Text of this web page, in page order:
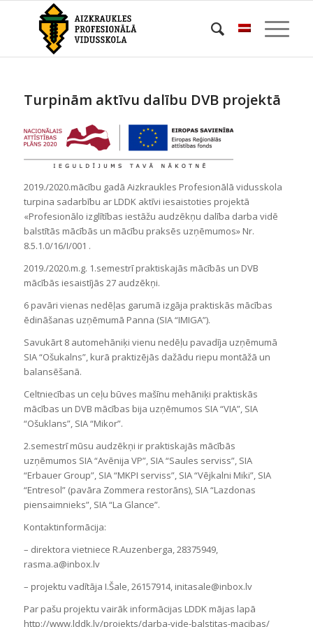
Turpinām aktīvu dalību DVB projektā
2019./2020.mācību gadā Aizkraukles Profesionālā vidusskola
turpina sadarbību ar LDDK aktīvi iesaistoties projektā
«Profesionālo izglītības iestāžu audzēkņu dalība darba vidē
balstītās mācībās un mācību praksēs uzņēmumos» Nr.
8.5.1.0/16/I/001 .
2019./2020.m.g. 1.semestrī praktiskajās mācībās un DVB
mācībās iesaistījās 27 audzēkņi.
6 pavāri vienas nedēļas garumā izgāja praktiskās mācības
ēdināšanas uzņēmumā Panna (SIA “IMIGA”).
Savukārt 8 automehāniķi vienu nedēļu pavadīja uzņēmumā
SIA “Ošukalns”, kurā praktizējās dažādu riepu montāžā un
balansēšanā.
Celtniecības un ceļu būves mašīnu mehāniķi praktiskās
mācības un DVB mācības bija uzņēmumos SIA “VIA”, SIA
“Ošuklans”, SIA “Mikor”.
2.semestrī mūsu audzēkņi ir praktiskajās mācībās
uzņēmumos SIA “Avēnija VP”, SIA “Saules serviss”, SIA
“Erbauer Group”, SIA “MKPI serviss”, SIA “Vējkalni Miki”, SIA
“Entresol” (pavāra Zommera restorāns), SIA “Lazdonas
piensaimnieks”, SIA “La Glance”.
Kontaktinformācija:
– direktora vietniece R.Auzenberga, 28375949,
rasma.a@inbox.lv
– projektu vadītāja I.Šale, 26157914, initasale@inbox.lv
Par pašu projektu vairāk informācijas LDDK mājas lapā
http://www.lddk.lv/projekts/darba-vide-balstitas-macibas/